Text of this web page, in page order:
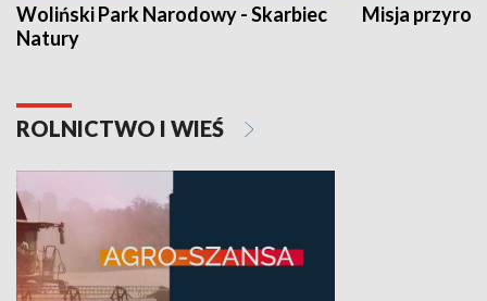
Woliński Park Narodowy - Skarbiec
Natury
Misja
ROLNICTWO I WIEŚ